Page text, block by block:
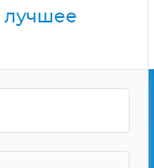
лучшее